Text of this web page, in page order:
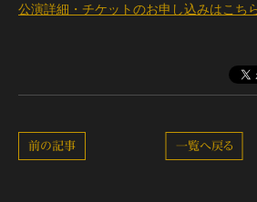
公演詳細・チケットのお申し込みはこち
一覧へ戻る
前の記事